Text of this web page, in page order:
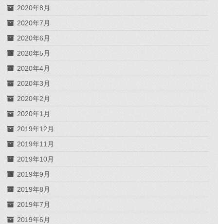
2020年8月
2020年7月
2020年6月
2020年5月
2020年4月
2020年3月
2020年2月
2020年1月
2019年12月
2019年11月
2019年10月
2019年9月
2019年8月
2019年7月
2019年6月